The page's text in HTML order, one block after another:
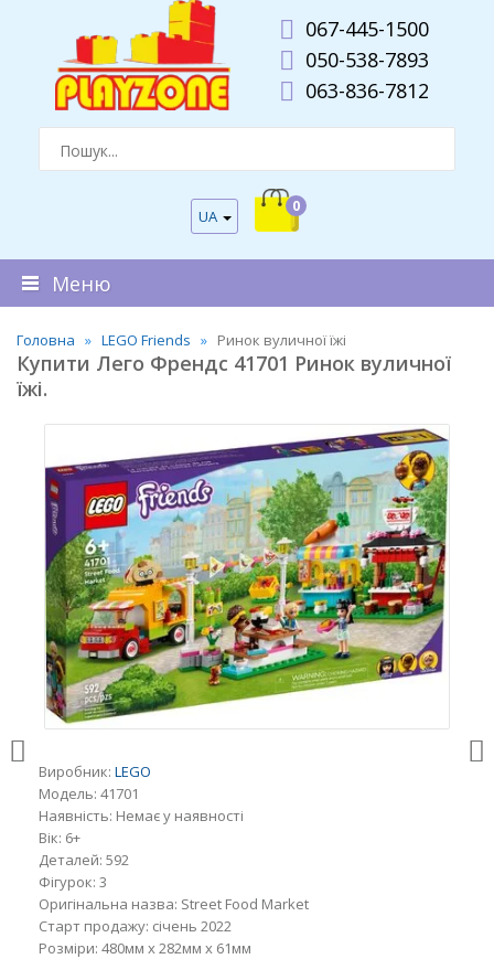
067-445-1500
050-538-7893
063-836-7812
UA
0
Меню
Головна LEGO Friends Ринок вуличної їжі
Купити Лего Френдс 41701 Ринок вуличної
їжі.
Виробник: LEGO
Модель: 41701
Наявність: Немає у наявності
Вік: 6+
Деталей: 592
Фігурок: 3
Оригінальна назва: Street Food Market
Старт продажу: січень 2022
Розміри: 480мм x 282мм x 61мм